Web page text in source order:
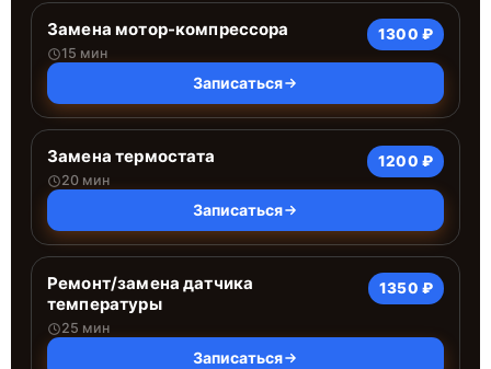
Замена мотор-компрессора
15 мин
1300 ₽
Записаться
Замена термостата
20 мин
1200 ₽
Записаться
Ремонт/замена датчика
температуры
25 мин
1350 ₽
Записаться